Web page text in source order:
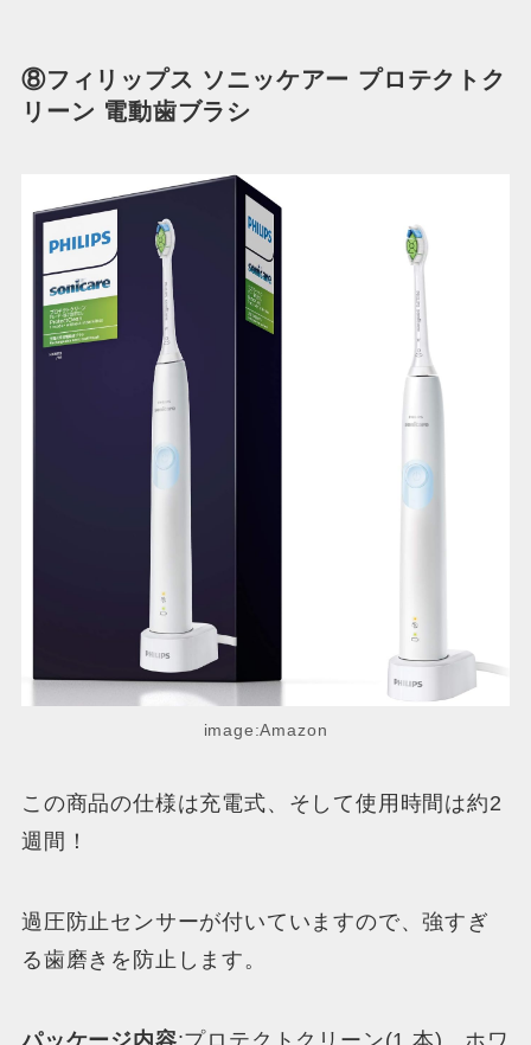
⑧フィリップス ソニッケアー プロテクトク
リーン 電動歯ブラシ
image:Amazon
この商品の仕様は充電式、そして使用時間は約2
週間！
過圧防止センサーが付いていますので、強すぎ
る歯磨きを防止します。
パッケージ内容:プロテクトクリーン(1 本)、ホワ